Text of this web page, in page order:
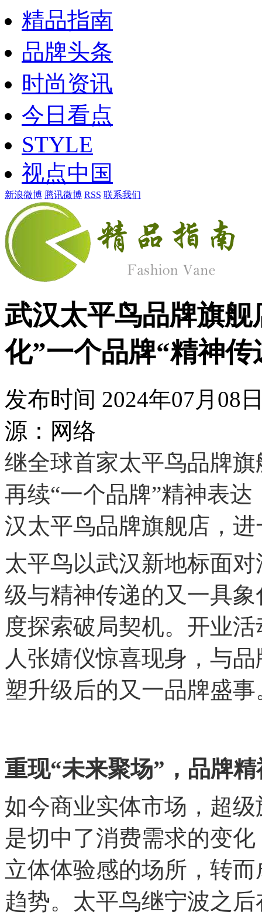
精品指南
品牌头条
时尚资讯
今日看点
STYLE
视点中国
新浪微博 腾讯微博 RSS 联系我们
武汉太平鸟品牌旗
化”一个品牌“精神传
发布时间 2024年07月
源：网络
继全球首家太平鸟品牌
再续“一个品牌”精神表
汉太平鸟品牌旗舰店，
太平鸟以武汉新地标面
级与精神传递的又一具
度探索破局契机。开业
人张婧仪惊喜现身，与
塑升级后的又一品牌盛事
重现“未来聚场”，品牌
如今商业实体市场，超
是切中了消费需求的变
立体体验感的场所，转
趋势。太平鸟继宁波之